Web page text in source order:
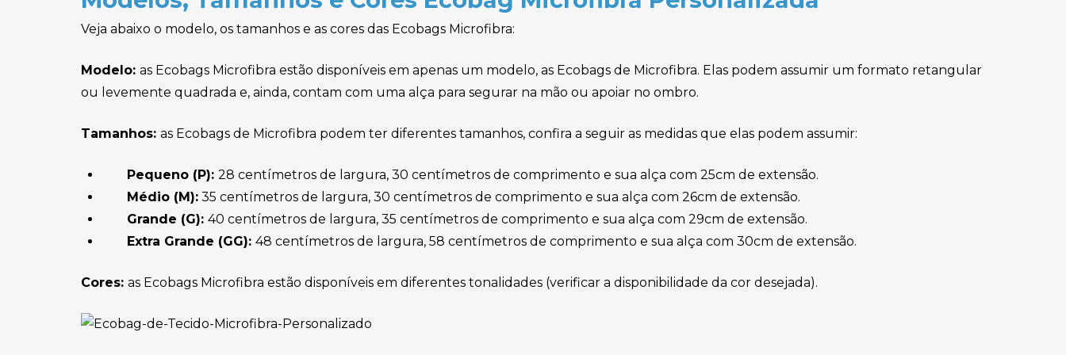
Brindes para Copa
Brindes para Escritório
Brindes Tecnológicos
Cachecol Personalizado
Cadeira de Praia
Personalizada
Caixa de Som Personalizada
Calculadora Personalizada
Veja abaixo o modelo, os tamanhos e as cores das Ecobags Microfibra:
Modelo: as Ecobags Microfibra estão disponíveis em apenas um modelo, as Ecobags de Microfibra. Elas podem assumir um formato retangular
ou levemente quadrada e, ainda, contam com uma alça para segurar na mão ou apoiar no ombro.
Tamanhos: as Ecobags de Microfibra podem ter diferentes tamanhos, confira a seguir as medidas que elas podem assumir:
Pequeno (P):28 centímetros de largura, 30 centímetros de comprimento e sua alça com 25cm de extensão.
Médio (M): 35 centímetros de largura, 30 centímetros de comprimento e sua alça com 26cm de extensão.
Grande (G):40 centímetros de largura, 35 centímetros de comprimento e sua alça com 29cm de extensão.
Extra Grande (GG):48 centímetros de largura, 58 centímetros de comprimento e sua alça com 30cm de extensão.
Cores: as Ecobags Microfibra estão disponíveis em diferentes tonalidades (verificar a disponibilidade da cor desejada).